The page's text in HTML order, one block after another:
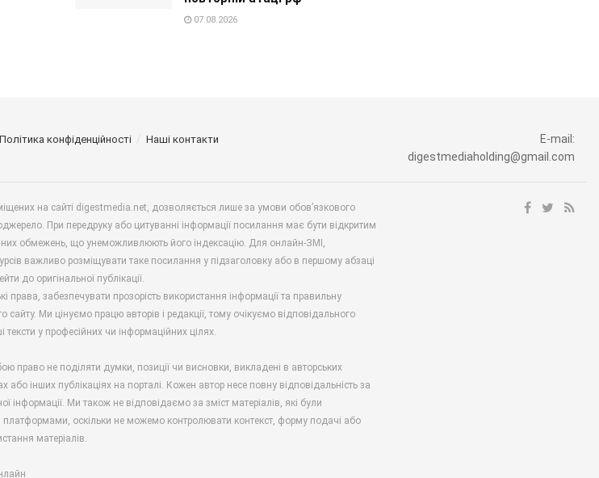
07.08.2026
Політика конфіденційності Наші контакти
E-mail:
digestmediaholding@gmail.com
на сайті digestmedia.net, дозволяється лише за умови обов’язкового
При передруку або цитуванні інформації посилання має бути відкритим
обмежень, що унеможливлюють його індексацію. Для онлайн-ЗМІ,
важливо розміщувати таке посилання у підзаголовку або в першому абзаці
до оригінальної публікації.
права, забезпечувати прозорість використання інформації та правильну
сайту. Ми цінуємо працю авторів і редакції, тому очікуємо відповідального
тексти у професійних чи інформаційних цілях.
право не поділяти думки, позиції чи висновки, викладені в авторських
або інших публікаціях на порталі. Кожен автор несе повну відповідальність за
інформації. Ми також не відповідаємо за зміст матеріалів, які були
платформами, оскільки не можемо контролювати контекст, форму подачі або
матеріалів.